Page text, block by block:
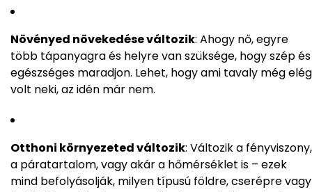
Növényed növekedése változik: Ahogy nő, egyre
több tápanyagra és helyre van szüksége, hogy szép és
egészséges maradjon. Lehet, hogy ami tavaly még elég
volt neki, az idén már nem.
Otthoni környezeted változik: Változik a fényviszony,
a páratartalom, vagy akár a hőmérséklet is – ezek
mind befolyásolják, milyen típusú földre, cserépre vagy